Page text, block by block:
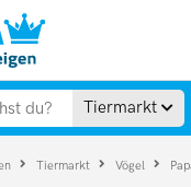
Tiermarkt
Tiermarkt Vögel